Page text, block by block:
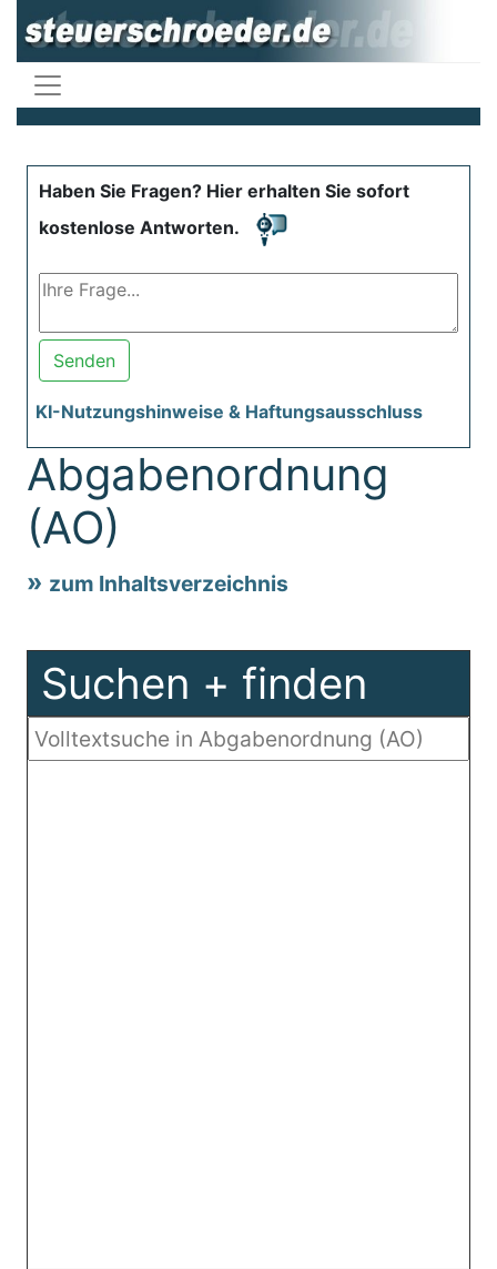
Haben Sie Fragen? Hier erhalten Sie sofort
kostenlose Antworten.
Senden
KI-Nutzungshinweise & Haftungsausschluss
Abgabenordnung
(AO)
zum Inhaltsverzeichnis
Suchen + finden